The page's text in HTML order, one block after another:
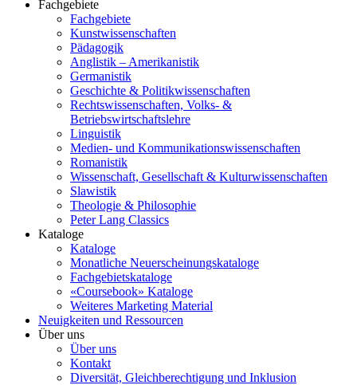
Fachgebiete
Fachgebiete
Kunstwissenschaften
Pädagogik
Anglistik – Amerikanistik
Germanistik
Geschichte & Politikwissenschaften
Rechtswissenschaften, Volks- &
Betriebswirtschaftslehre
Linguistik
Medien- und Kommunikationswissenschaften
Romanistik
Wissenschaft, Gesellschaft & Kulturwissenschaften
Slawistik
Theologie & Philosophie
Peter Lang Classics
Kataloge
Kataloge
Monatliche Neuerscheinungskataloge
Fachgebietskataloge
«Coursebook» Kataloge
Weiteres Marketing Material
Neuigkeiten und Ressourcen
Über uns
Über uns
Kontakt
Diversität, Gleichberechtigung und Inklusion